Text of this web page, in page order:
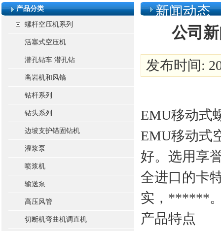
产品分类
螺杆空压机系列
活塞式空压机
潜孔钻车 潜孔钻
凿岩机和风镐
钻杆系列
钻头系列
边坡支护锚固钻机
灌浆泵
喷浆机
输送泵
高压风管
切断机弯曲机调直机
新闻动态
公司
发布时间:
EMU移动式
EMU移动式
好。选用享
全进口的卡
实，******
产品特点